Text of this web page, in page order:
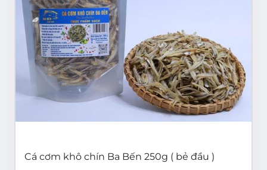
Cá cơm khô chín Ba Bến 250g ( bẻ đầu )